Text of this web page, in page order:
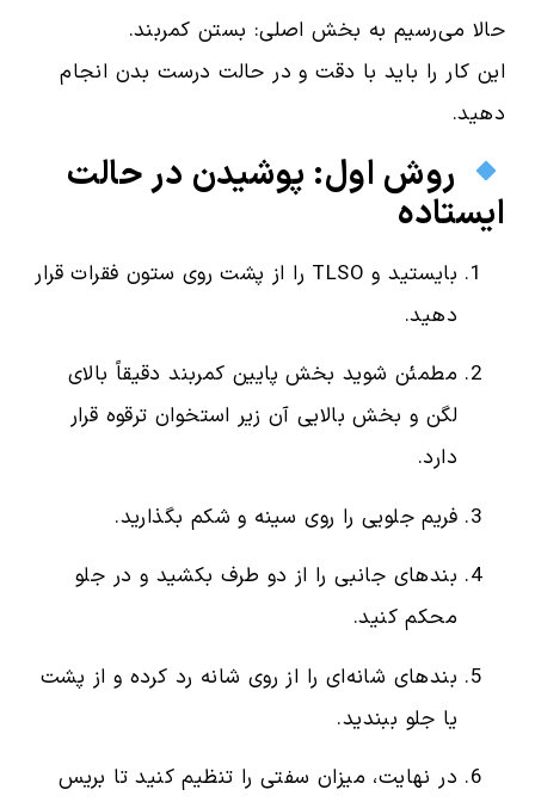
حالا می‌رسیم به بخش اصلی: بستن کمربند.
این کار را باید با دقت و در حالت درست بدن انجام
دهید.
روش اول: پوشیدن در حالت
ایستاده
بایستید و TLSO را از پشت روی ستون فقرات قرار
دهید.
مطمئن شوید بخش پایین کمربند دقیقاً بالای
لگن و بخش بالایی آن زیر استخوان ترقوه قرار
دارد.
فریم جلویی را روی سینه و شکم بگذارید.
بندهای جانبی را از دو طرف بکشید و در جلو
محکم کنید.
بندهای شانه‌ای را از روی شانه رد کرده و از پشت
یا جلو ببندید.
در نهایت، میزان سفتی را تنظیم کنید تا بریس